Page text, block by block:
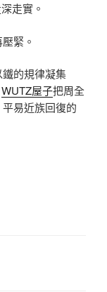
走實。
緊。
的規律凝集
WUTZ屋子把周全
易近族回復的